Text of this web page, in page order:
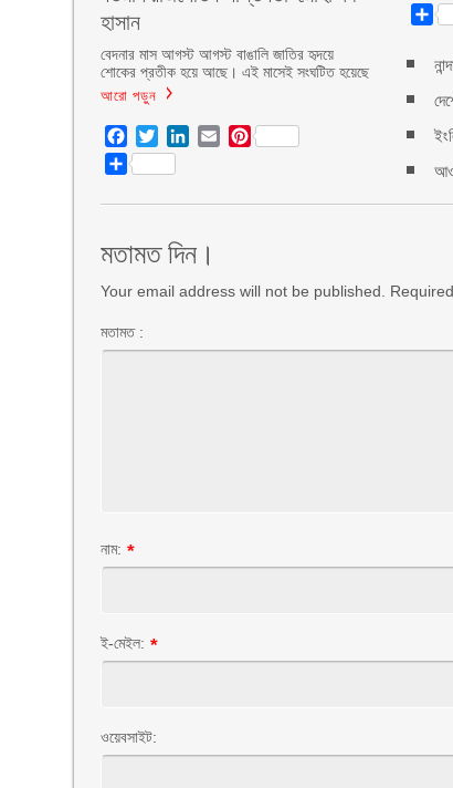
হাসান
বেদনার মাস আগস্ট আগস্ট বাঙালি জাতির হৃদয়ে
শোকের প্রতীক হয়ে আছে। এই মাসেই সংঘটিত হয়েছে
আরো পড়ুন
Facebook
TwitterLinkedIn
EmailPinterest
Share
মতামত দিন।
Your email address will not be published.
মতামত :
নাম: *
ই-মেইল: *
ওয়েবসাইট: